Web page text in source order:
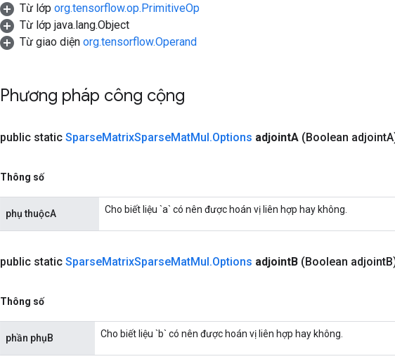
Từ lớp org.tensorflow.op.PrimitiveOp
Từ lớp java.lang.Object
Từ giao diện org.tensorflow.Operand
Phương pháp công cộng
public static SparseMatrixSparseMatMul.Options adjointA (Boolean adjoint
Thông số
phụ thuộcA Cho biết liệu `a` có nên được hoán vị liên hợp hay không.
public static SparseMatrixSparseMatMul.Options adjointB (Boolean adjoint
Thông số
phần phụB Cho biết liệu `b` có nên được hoán vị liên hợp hay không.